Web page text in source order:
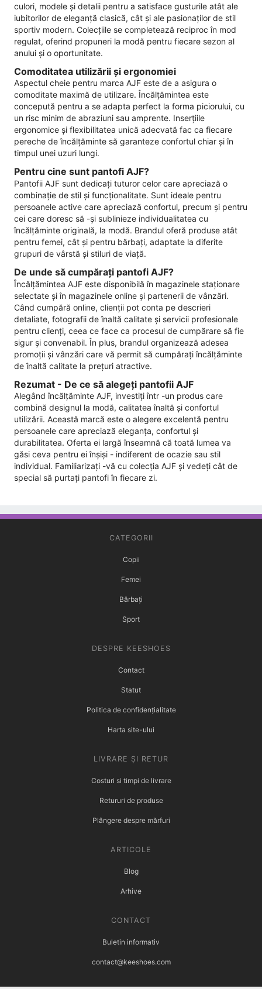
culori, modele și detalii pentru a satisface gusturile atât ale
iubitorilor de eleganță clasică, cât și ale pasionaților de stil
sportiv modern. Colecțiile se completează reciproc în mod
regulat, oferind propuneri la modă pentru fiecare sezon al
anului și o oportunitate.
Comoditatea utilizării și ergonomiei
Aspectul cheie pentru marca AJF este de a asigura o
comoditate maximă de utilizare. Încălțămintea este
concepută pentru a se adapta perfect la forma piciorului, cu
un risc minim de abraziuni sau amprente. Inserțiile
ergonomice și flexibilitatea unică adecvată fac ca fiecare
pereche de încălțăminte să garanteze confortul chiar și în
timpul unei uzuri lungi.
Pentru cine sunt pantofi AJF?
Pantofii AJF sunt dedicați tuturor celor care apreciază o
combinație de stil și funcționalitate. Sunt ideale pentru
persoanele active care apreciază confortul, precum și pentru
cei care doresc să -și sublinieze individualitatea cu
încălțăminte originală, la modă. Brandul oferă produse atât
pentru femei, cât și pentru bărbați, adaptate la diferite
grupuri de vârstă și stiluri de viață.
De unde să cumpărați pantofi AJF?
Încălțămintea AJF este disponibilă în magazinele staționare
selectate și în magazinele online și partenerii de vânzări.
Când cumpără online, clienții pot conta pe descrieri
detaliate, fotografii de înaltă calitate și servicii profesionale
pentru clienți, ceea ce face ca procesul de cumpărare să fie
sigur și convenabil. În plus, brandul organizează adesea
promoții și vânzări care vă permit să cumpărați încălțăminte
de înaltă calitate la prețuri atractive.
Rezumat - De ce să alegeți pantofii AJF
Alegând încălțăminte AJF, investiți într -un produs care
combină designul la modă, calitatea înaltă și confortul
utilizării. Această marcă este o alegere excelentă pentru
persoanele care apreciază eleganța, confortul și
durabilitatea. Oferta ei largă înseamnă că toată lumea va
găsi ceva pentru ei înșiși - indiferent de ocazie sau stil
individual. Familiarizați -vă cu colecția AJF și vedeți cât de
special să purtați pantofi în fiecare zi.
CATEGORII
Copii
Femei
Bărbați
Sport
DESPRE KEESHOES
Contact
Statut
Politica de confidențialitate
Harta site-ului
LIVRARE ȘI RETUR
Costuri si timpi de livrare
Retururi de produse
Plângere despre mărfuri
ARTICOLE
Blog
Arhive
CONTACT
Buletin informativ
contact@keeshoes.com